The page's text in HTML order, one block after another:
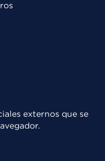
externos que se